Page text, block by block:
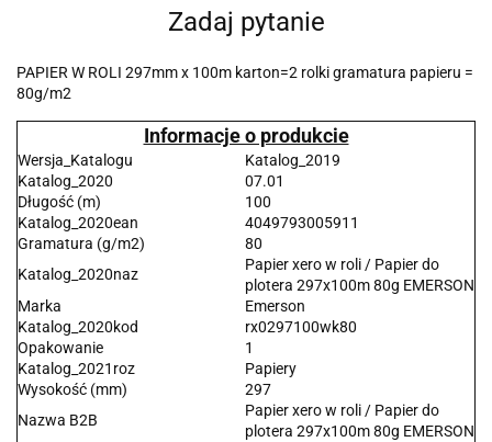
Zadaj pytanie
PAPIER W ROLI 297mm x 100m karton=2 rolki gramatura papieru =
80g/m2
Informacje o produkcie
Wersja_Katalogu
Katalog_2019
Katalog_2020
07.01
Długość (m)
100
Katalog_2020ean
4049793005911
Gramatura (g/m2)
80
Katalog_2020naz
Papier xero w roli / Papier do
plotera 297x100m 80g EMERSON
Marka
Emerson
Katalog_2020kod
rx0297100wk80
Opakowanie
1
Katalog_2021roz
Papiery
Wysokość (mm)
297
Nazwa B2B
Papier xero w roli / Papier do
plotera 297x100m 80g EMERSON